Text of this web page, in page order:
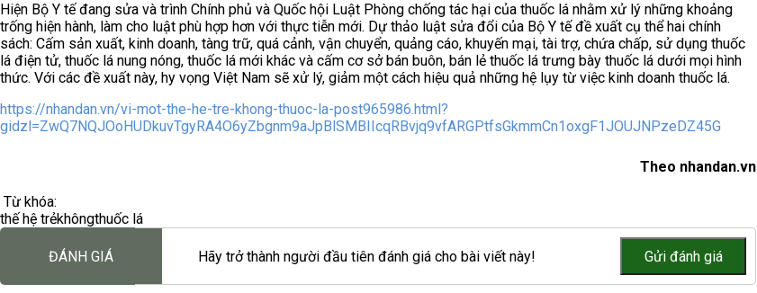
Hiện Bộ Y tế đang sửa và trình Chính phủ và Quốc hội Luật Phòng chống tác hại của thuốc lá nhằm xử lý những khoảng
trống hiện hành, làm cho luật phù hợp hơn với thực tiễn mới. Dự thảo luật sửa đổi của Bộ Y tế đề xuất cụ thể hai chính
sách: Cấm sản xuất, kinh doanh, tàng trữ, quá cảnh, vận chuyển, quảng cáo, khuyến mại, tài trợ, chứa chấp, sử dụng thuốc
lá điện tử, thuốc lá nung nóng, thuốc lá mới khác và cấm cơ sở bán buôn, bán lẻ thuốc lá trưng bày thuốc lá dưới mọi hình
thức. Với các đề xuất này, hy vọng Việt Nam sẽ xử lý, giảm một cách hiệu quả những hệ lụy từ việc kinh doanh thuốc lá.
https://nhandan.vn/vi-mot-the-he-tre-khong-thuoc-la-post965986.html?
gidzl=ZwQ7NQJOoHUDkuvTgyRA4O6yZbgnm9aJpBlSMBIIcqRBvjq9vfARGPtfsGkmmCn1oxgF1JOUJNPzeDZ45G
Theo nhandan.vn
Từ khóa:
thế hệ trẻkhôngthuốc lá
ĐÁNH GIÁ Hãy trở thành người đầu tiên đánh giá cho bài viết này!